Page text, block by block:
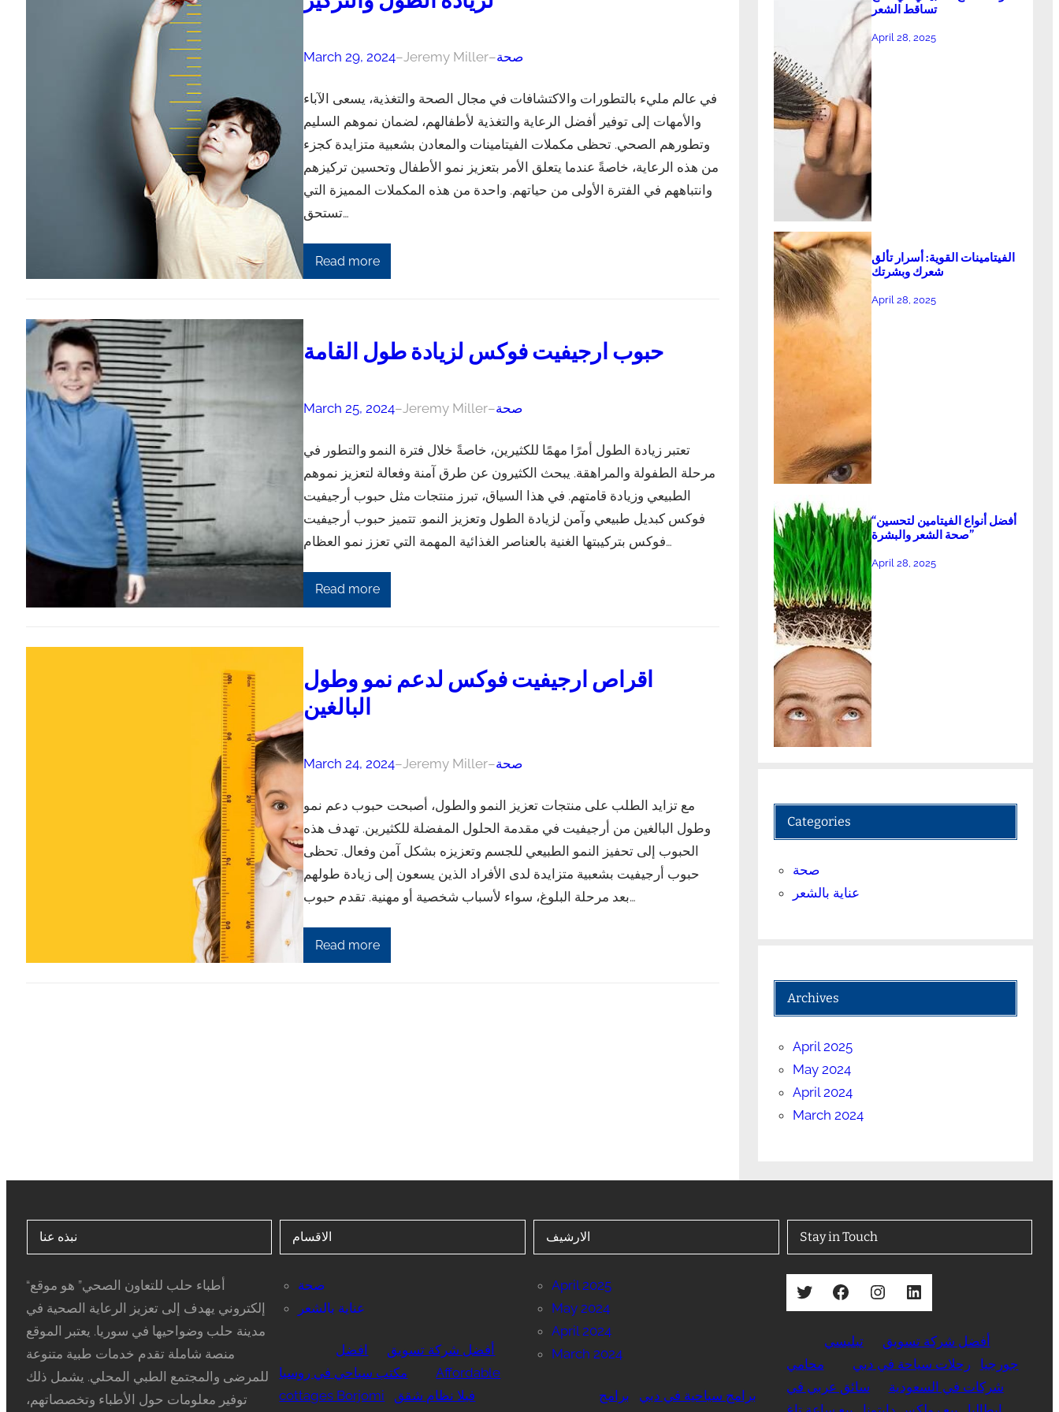
March 29, 2024–Jeremy Miller–صحة
في عالم مليء بالتطورات والاكتشافات في مجال الصحة والتغذية، يسعى الآباء
والأمهات إلى توفير أفضل الرعاية والتغذية لأطفالهم، لضمان نموهم السليم
وتطورهم الصحي. تحظى مكملات الفيتامينات والمعادن بشعبية متزايدة كجزء
من هذه الرعاية، خاصةً عندما يتعلق الأمر بتعزيز نمو الأطفال وتحسين تركيزهم
وانتباههم في الفترة الأولى من حياتهم. واحدة من هذه المكملات المميزة التي
تستحق…
Read more
حبوب ارجيفيت فوكس لزيادة طول القامة
March 25, 2024–Jeremy Miller–صحة
تعتبر زيادة الطول أمرًا مهمًا للكثيرين، خاصةً خلال فترة النمو والتطور في
مرحلة الطفولة والمراهقة. يبحث الكثيرون عن طرق آمنة وفعالة لتعزيز نموهم
الطبيعي وزيادة قامتهم. في هذا السياق، تبرز منتجات مثل حبوب أرجيفيت
فوكس كبديل طبيعي وآمن لزيادة الطول وتعزيز النمو. تتميز حبوب أرجيفيت
فوكس بتركيبتها الغنية بالعناصر الغذائية المهمة التي تعزز نمو العظام…
Read more
اقراص ارجيفيت فوكس لدعم نمو وطول
البالغين
March 24, 2024–Jeremy Miller–صحة
مع تزايد الطلب على منتجات تعزيز النمو والطول، أصبحت حبوب دعم نمو
وطول البالغين من أرجيفيت في مقدمة الحلول المفضلة للكثيرين. تهدف هذه
الحبوب إلى تحفيز النمو الطبيعي للجسم وتعزيزه بشكل آمن وفعال. تحظى
حبوب أرجيفيت بشعبية متزايدة لدى الأفراد الذين يسعون إلى زيادة طولهم
بعد مرحلة البلوغ، سواء لأسباب شخصية أو مهنية. تقدم حبوب…
Read more
تساقط الشعر
April 28, 2025
الفيتامينات القوية: أسرار تألق
شعرك وبشرتك
April 28, 2025
“أفضل أنواع الفيتامين لتحسين
صحة الشعر والبشرة”
April 28, 2025
Categories
صحة
عناية بالشعر
Archives
April 2025
May 2024
April 2024
March 2024
نبذه عنا
“أطباء حلب للتعاون الصحي” هو موقع
إلكتروني يهدف إلى تعزيز الرعاية الصحية في
مدينة حلب وضواحيها في سوريا. يعتبر الموقع
منصة شاملة تقدم خدمات طبية متنوعة
للمرضى والمجتمع الطبي المحلي. يشمل ذلك
توفير معلومات حول الأطباء وتخصصاتهم،
الاقسام
صحة
عناية بالشعر
أفضل شركة تسويق
افضل
مكتب سياحي في روسيا
Affordable
cottages Borjomi
فيلا نظام شقق
الارشيف
April 2025
May 2024
April 2024
March 2024
برامج سياحية في دبي
برامج
Stay in Touch
Twitter Facebook Instagram LinkedIn
أفضل شركة تسويق
تبليسي
جورجيا
رحلات سياحة في دبي
محامي
شركات في السعودية
سائق عربي في